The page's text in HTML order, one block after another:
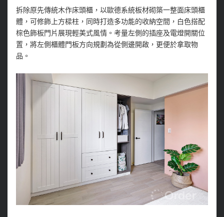
拆除原先傳統木作床頭櫃，以歐德系統板材砌築一整面床頭櫃
體，可修飾上方樑柱，同時打造多功能的收納空間，白色搭配
棕色飾板門片展現輕美式風情。考量左側的插座及電燈開關位
置，將左側櫃體門板方向規劃為從側邊開啟，更便於拿取物
品。